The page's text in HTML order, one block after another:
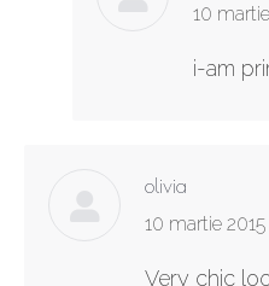
says:
10
i-am
olivia
says:
10 martie 2015
Very chic